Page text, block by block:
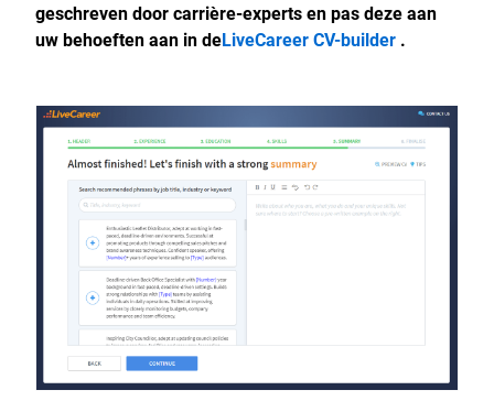
geschreven door carrière-experts en pas deze aan
uw behoeften aan in deLiveCareer CV-builder .